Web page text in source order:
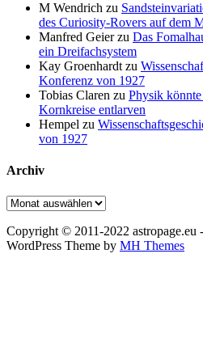
M Wendrich zu
des Curiosity-Rovers auf dem
Manfred Geierzu Das
ein Dreifachsystem
Kay Groenhardt zu
Konferenz von 1927
Tobias Claren zu Physik
Kornkreise entlarven
Hempel zu
von 1927
Archiv
Archiv
Copyright © 2011-2022 astropage.eu -
WordPress Theme by MH Themes